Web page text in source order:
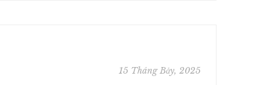
15 Tháng Bảy, 2025